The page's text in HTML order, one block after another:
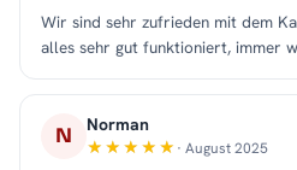
Wir sind sehr zufrieden mit dem
alles sehr gut funktioniert, immer
N Norman
· August 2025